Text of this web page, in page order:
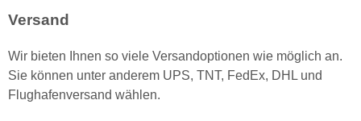
Versand
Wir bieten Ihnen so viele Versandoptionen wie möglich an.
Sie können unter anderem UPS, TNT, FedEx, DHL und
Flughafenversand wählen.